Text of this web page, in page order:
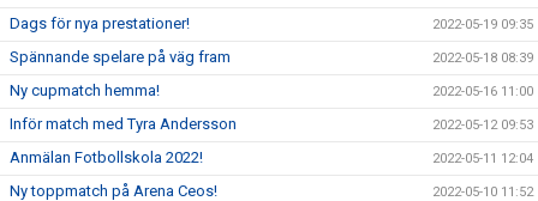
Dags för nya prestationer! 2022-05-19 09:35
Spännande spelare på väg fram 2022-05-18 08:39
Ny cupmatch hemma! 2022-05-16 11:00
Inför match med Tyra Andersson 2022-05-12 09:53
Anmälan Fotbollskola 2022! 2022-05-11 12:04
Ny toppmatch på Arena Ceos! 2022-05-10 11:52